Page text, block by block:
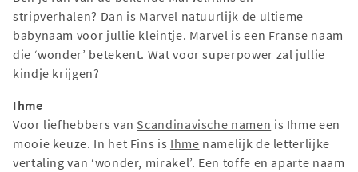
stripverhalen? Dan is Marvel natuurlijk de ultieme
babynaam voor jullie kleintje. Marvel is een Franse naam
die ‘wonder’ betekent. Wat voor superpower zal jullie
kindje krijgen?
Ihme
Voor liefhebbers van Scandinavische namen is Ihme een
mooie keuze. In het Fins is Ihme namelijk de letterlijke
vertaling van ‘wonder, mirakel’. Een toffe en aparte naam